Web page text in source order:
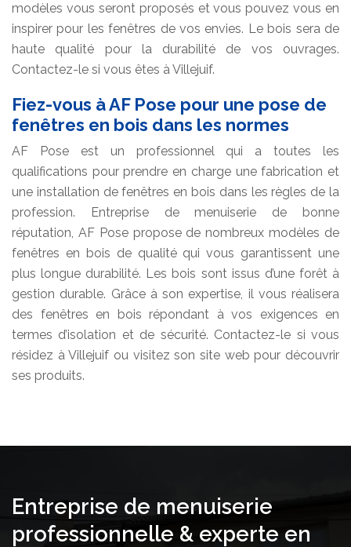
modèles vous seront proposés et vous pouvez vous en
inspirer pour les fenêtres de vos envies. Le bois sera de
haute qualité pour la durabilité de vos ouvrages.
Contactez-le si vous êtes à Villejuif.
Fiez-vous à AF Pose pour une pose de
fenêtres en bois dans les normes
AF Pose est un professionnel qui a toutes les
qualifications pour prendre en charge une fabrication et
une installation de fenêtres en bois dans les règles de la
profession. Entreprise de menuiserie de bonne
réputation, AF Pose propose de nombreux modèles de
fenêtres en bois de qualité qui vous garantissent une
plus longue durabilité. Les bois sont issus d’une forêt à
gestion durable. Grâce à son expertise, il vous réalisera
des fenêtres en bois répondant à vos exigences en
termes d’isolation et de sécurité. Contactez-le si vous
résidez à Villejuif ou visitez son site web pour découvrir
ses produits.
Entreprise de menuiserie
professionnelle & experte en